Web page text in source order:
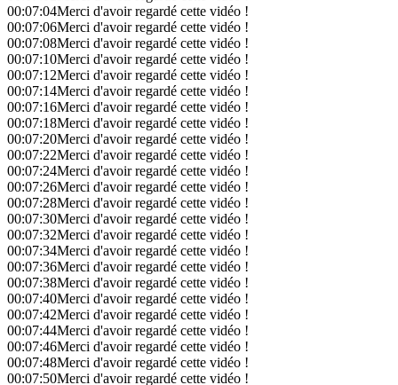
00:07:04Merci d'avoir regardé cette vidéo !
00:07:06Merci d'avoir regardé cette vidéo !
00:07:08Merci d'avoir regardé cette vidéo !
00:07:10Merci d'avoir regardé cette vidéo !
00:07:12Merci d'avoir regardé cette vidéo !
00:07:14Merci d'avoir regardé cette vidéo !
00:07:16Merci d'avoir regardé cette vidéo !
00:07:18Merci d'avoir regardé cette vidéo !
00:07:20Merci d'avoir regardé cette vidéo !
00:07:22Merci d'avoir regardé cette vidéo !
00:07:24Merci d'avoir regardé cette vidéo !
00:07:26Merci d'avoir regardé cette vidéo !
00:07:28Merci d'avoir regardé cette vidéo !
00:07:30Merci d'avoir regardé cette vidéo !
00:07:32Merci d'avoir regardé cette vidéo !
00:07:34Merci d'avoir regardé cette vidéo !
00:07:36Merci d'avoir regardé cette vidéo !
00:07:38Merci d'avoir regardé cette vidéo !
00:07:40Merci d'avoir regardé cette vidéo !
00:07:42Merci d'avoir regardé cette vidéo !
00:07:44Merci d'avoir regardé cette vidéo !
00:07:46Merci d'avoir regardé cette vidéo !
00:07:48Merci d'avoir regardé cette vidéo !
00:07:50Merci d'avoir regardé cette vidéo !